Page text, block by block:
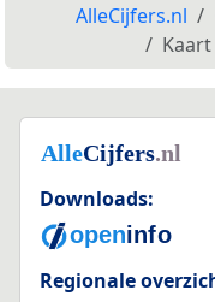
AlleCijfers.nl
Downloads:
Regionale